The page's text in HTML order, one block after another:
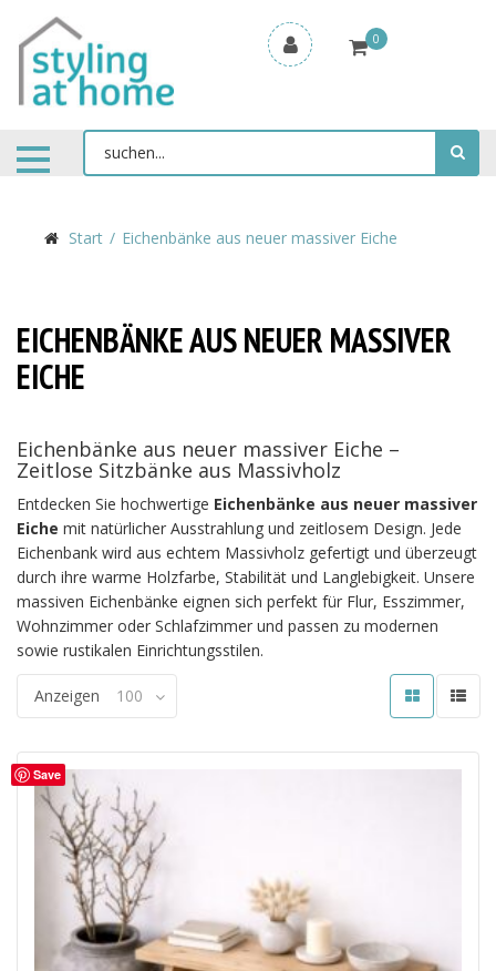
0
Start Eichenbänke aus neuer massiver Eiche
EICHENBÄNKE AUS NEUER MASSIVER
EICHE
Eichenbänke aus neuer massiver Eiche –
Zeitlose Sitzbänke aus Massivholz
Entdecken Sie hochwertige Eichenbänke aus neuer massiver
Eiche mit natürlicher Ausstrahlung und zeitlosem Design. Jede
Eichenbank wird aus echtem Massivholz gefertigt und überzeugt
durch ihre warme Holzfarbe, Stabilität und Langlebigkeit. Unsere
massiven Eichenbänke eignen sich perfekt für Flur, Esszimmer,
Wohnzimmer oder Schlafzimmer und passen zu modernen
sowie rustikalen Einrichtungsstilen.
Anzeigen 100
Save